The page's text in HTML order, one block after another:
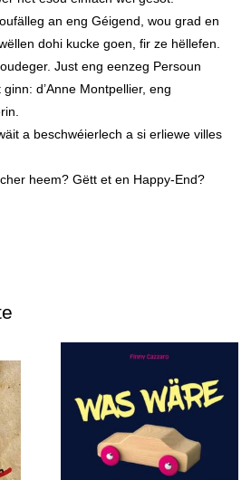
an eng Géigend, wou grad en
dohi kucke goen, fir ze hëllefen.
Just eng eenzeg Persoun
d’Anne Montpellier, eng
a beschwéierlech a si erliewe villes
heem? Gëtt et en Happy-End?